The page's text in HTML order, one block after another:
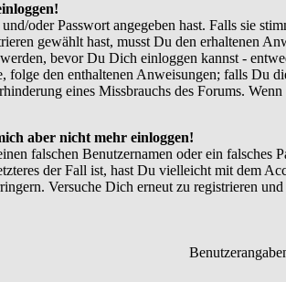
oder Passwort angegeben hast. Falls sie
gewählt hast, musst Du den erhaltenen
bevor Du Dich einloggen kannst -
den enthaltenen Anweisungen; falls Du
eines Missbrauchs des Forums.
aber nicht mehr einloggen!
falschen Benutzernamen oder ein
der Fall ist, hast Du vielleicht mit dem
Versuche Dich erneut zu registrieren